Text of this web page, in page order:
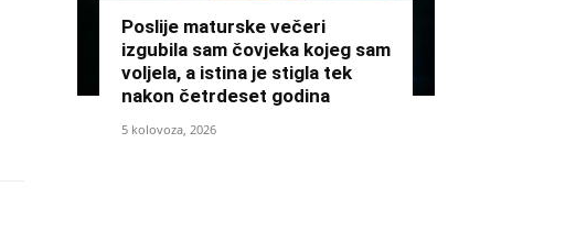
Poslije maturske večeri
izgubila sam čovjeka kojeg sam
voljela, a istina je stigla tek
nakon četrdeset godina
5 kolovoza, 2026